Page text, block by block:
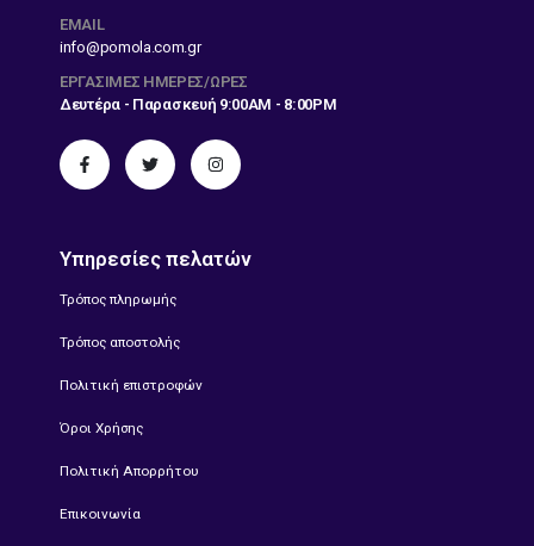
EMAIL
info@pomola.com.gr
ΕΡΓΆΣΙΜΕΣ ΗΜΈΡΕΣ/ΏΡΕΣ
Δευτέρα - Παρασκευή 9:00AM - 8:00PM
Υπηρεσίες πελατών
Τρόπος πληρωμής
Τρόπος αποστολής
Πολιτική επιστροφών
Όροι Χρήσης
Πολιτική Απορρήτου
Επικοινωνία